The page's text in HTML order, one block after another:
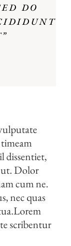
DO
dissentiet,
ut. Dolor
cum ne.
nec quas
scribentur